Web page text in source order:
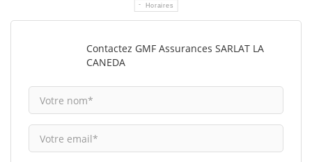
Horaires
Contactez GMF Assurances SARLAT LA
CANEDA